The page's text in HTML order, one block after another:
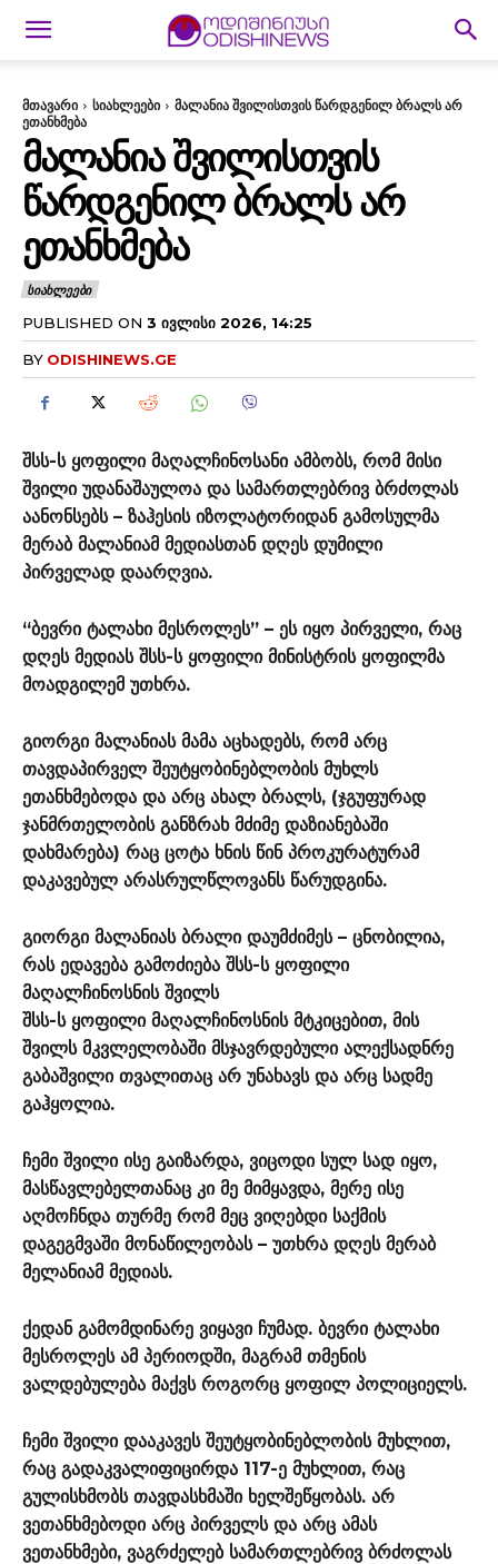
მთავარი სიახლეები
მალანია შვილისთვის წარდგენილ ბრალს არ
ეთანხმება
ᲛᲐᲚᲐᲜᲘᲐ ᲨᲕᲘᲚᲘᲡᲗᲕᲘᲡ
ᲬᲐᲠᲓᲒᲔᲜᲘᲚ ᲑᲠᲐᲚᲡ ᲐᲠ
ᲔᲗᲐᲜᲮᲛᲔᲑᲐ
ᲡᲘᲐᲮᲚᲔᲔᲑᲘ
PUBLISHED ON 3 ᲘᲕᲚᲘᲡᲘ 2026, 14:25
BY ODISHINEWS.GE
შსს-ს ყოფილი მაღალჩინოსანი ამბობს, რომ მისი
შვილი უდანაშაულოა და სამართლებრივ ბრძოლას
აანონსებს – ზაჰესის იზოლატორიდან გამოსულმა
მერაბ მალანიამ მედიასთან დღეს დუმილი
პირველად დაარღვია.
“ბევრი ტალახი მესროლეს” – ეს იყო პირველი, რაც
დღეს მედიას შსს-ს ყოფილი მინისტრის ყოფილმა
მოადგილემ უთხრა.
გიორგი მალანიას მამა აცხადებს, რომ არც
თავდაპირველ შეუტყობინებლობის მუხლს
ეთანხმებოდა და არც ახალ ბრალს, (ჯგუფურად
ჯანმრთელობის განზრახ მძიმე დაზიანებაში
დახმარება) რაც ცოტა ხნის წინ პროკურატურამ
დაკავებულ არასრულწლოვანს წარუდგინა.
გიორგი მალანიას ბრალი დაუმძიმეს – ცნობილია,
რას ედავება გამოძიება შსს-ს ყოფილი
მაღალჩინოსნის შვილს
შსს-ს ყოფილი მაღალჩინოსნის მტკიცებით, მის
შვილს მკვლელობაში მსჯავრდებული ალექსადნრე
გაბაშვილი თვალითაც არ უნახავს და არც სადმე
გაჰყოლია.
ჩემი შვილი ისე გაიზარდა, ვიცოდი სულ სად იყო,
მასწავლებელთანაც კი მე მიმყავდა, მერე ისე
აღმოჩნდა თურმე რომ მეც ვიღებდი საქმის
დაგეგმვაში მონაწილეობას – უთხრა დღეს მერაბ
მელანიამ მედიას.
ქედან გამომდინარე ვიყავი ჩუმად. ბევრი ტალახი
მესროლეს ამ პერიოდში, მაგრამ თმენის
ვალდებულება მაქვს როგორც ყოფილ პოლიციელს.
ჩემი შვილი დააკავეს შეუტყობინებლობის მუხლით,
რაც გადაკვალიფიცირდა 117-ე მუხლით, რაც
გულისხმობს თავდასხმაში ხელშეწყობას. არ
ვეთანხმებოდი არც პირველს და არც ამას
ვეთანხმები, ვაგრძელებ სამართლებრივ ბრძოლას